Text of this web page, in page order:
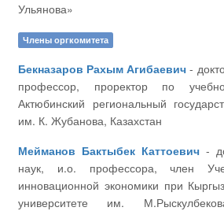
Ульянова»
Члены оргкомитета
Бекназаров Рахым Агибаевич
профессор, проректор по
Актюбинский региональный
им. К. Жубанова, Казахстан
Мейманов Бактыбек Каттоевич
наук, и.о. профессора, член
инновационной экономики при
университете им.